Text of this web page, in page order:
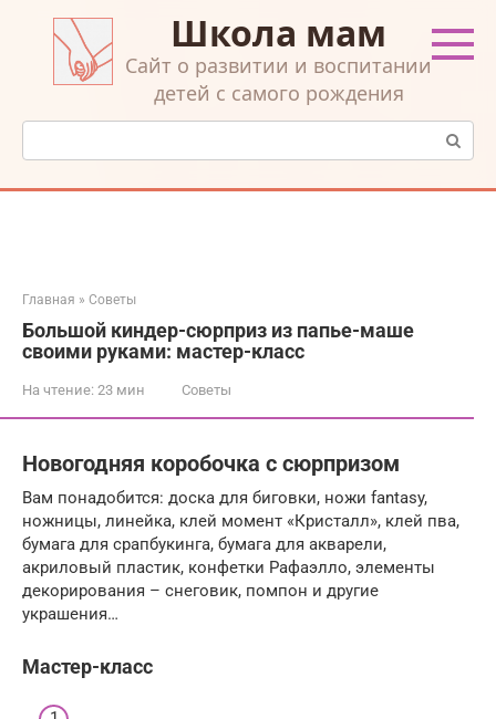
контенту
Школа мам
Cайт о развитии и воспитании
детей с самого рождения
Поиск:
Главная » Советы
Большой киндер-сюрприз из папье-маше
своими руками: мастер-класс
На чтение: 23 мин Советы
Новогодняя коробочка с сюрпризом
Вам понадобится: доска для биговки, ножи fantasy,
ножницы, линейка, клей момент «Кристалл», клей пва,
бумага для срапбукинга, бумага для акварели,
акриловый пластик, конфетки Рафаэлло, элементы
декорирования – снеговик, помпон и другие
украшения…
Мастер-класс